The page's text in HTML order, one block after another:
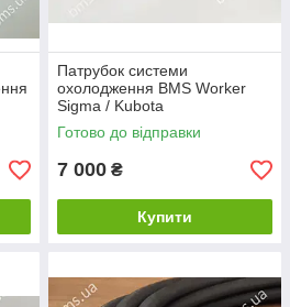
Патрубок системи
охолодження BMS Worker
Sigma / Kubota
Готово до відправки
7 000 ₴
Купити